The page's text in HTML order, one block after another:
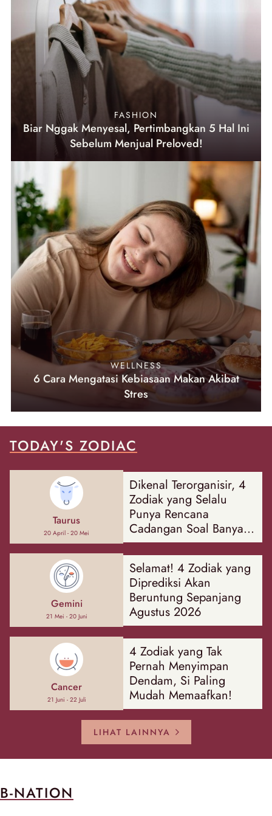
FASHION
Biar Nggak Menyesal, Pertimbangkan 5 Hal Ini
Sebelum Menjual Preloved!
WELLNESS
6 Cara Mengatasi Kebiasaan Makan Akibat
Stres
TODAY'S ZODIAC
Taurus
20 April - 20 Mei
Dikenal Terorganisir, 4
Zodiak yang Selalu
Punya Rencana
Cadangan Soal Banyak
Hal
Gemini
21 Mei - 20 Juni
Selamat! 4 Zodiak yang
Diprediksi Akan
Beruntung Sepanjang
Agustus 2026
Cancer
21 Juni - 22 Juli
4 Zodiak yang Tak
Pernah Menyimpan
Dendam, Si Paling
Mudah Memaafkan!
LIHAT LAINNYA
B-NATION